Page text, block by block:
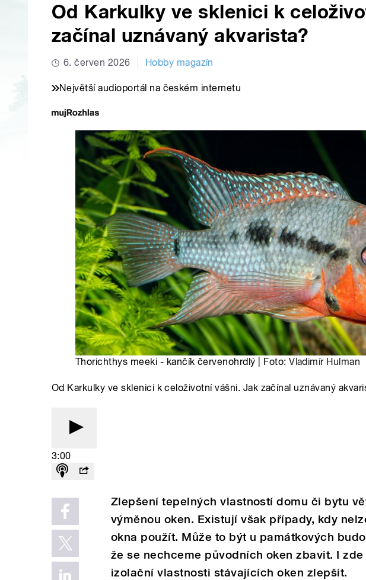
Od Karkulky ve sklenici k
začínal uznávaný akvarista?
6. červen 2026 Hobby magazín
Největší audioportál na českém internetu
Thorichthys meeki - kančík červenohrdlý | Foto:Vladimír Hulman
Od Karkulky ve sklenici k celoživotní vášni. Jak začínal uznávaný
3:00
Zlepšení tepelných vlastností domu či bytu
výměnou oken. Existují však případy, kdy
okna použít. Může to být u památkových
že se nechceme původních oken zbavit. I
izolační vlastnosti stávajících oken zlepšit.